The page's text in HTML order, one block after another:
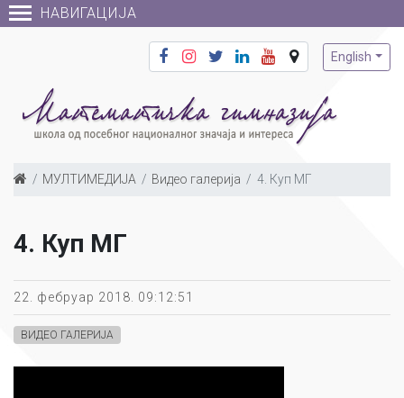
НАВИГАЦИЈА
English
МУЛТИМЕДИЈА Видео галерија 4. Куп МГ
4. Куп МГ
22. фебруар 2018. 09:12:51
ВИДЕО ГАЛЕРИЈА